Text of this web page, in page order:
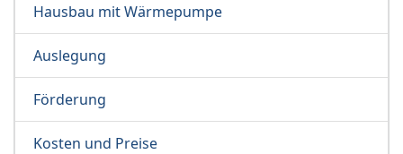
Hausbau mit Wärmepumpe
Auslegung
Förderung
Kosten und Preise